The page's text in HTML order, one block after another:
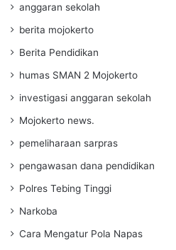
anggaran sekolah
berita mojokerto
Berita Pendidikan
humas SMAN 2 Mojokerto
investigasi anggaran sekolah
Mojokerto news.
pemeliharaan sarpras
pengawasan dana pendidikan
Polres Tebing Tinggi
Narkoba
Cara Mengatur Pola Napas